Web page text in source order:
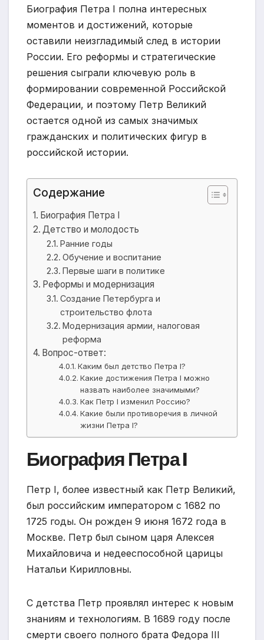
Биография Петра I полна интересных
моментов и достижений, которые
оставили неизгладимый след в истории
России. Его реформы и стратегические
решения сыграли ключевую роль в
формировании современной Российской
Федерации, и поэтому Петр Великий
остается одной из самых значимых
гражданских и политических фигур в
российской истории.
Содержание
Биография Петра I
Детство и молодость
Ранние годы
Обучение и воспитание
Первые шаги в политике
Реформы и модернизация
Создание Петербурга и
строительство флота
Модернизация армии, налоговая
реформа
Вопрос-ответ:
Каким был детство Петра I?
Какие достижения Петра I можно
назвать наиболее значимыми?
Как Петр I изменил Россию?
Какие были противоречия в личной
жизни Петра I?
Биография Петра I
Петр I, более известный как Петр Великий,
был российским императором с 1682 по
1725 годы. Он рожден 9 июня 1672 года в
Москве. Петр был сыном царя Алексея
Михайловича и недееспособной царицы
Натальи Кирилловны.
С детства Петр проявлял интерес к новым
знаниям и технологиям. В 1689 году после
смерти своего полного брата Федора III